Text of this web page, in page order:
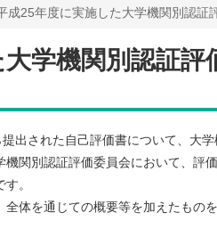
成25年度に実施した大学機関別認証
学機関別認証評
出された自己評価書について、大
関別認証評価委員会において、評
。
体を通じての概要等を加えたもの